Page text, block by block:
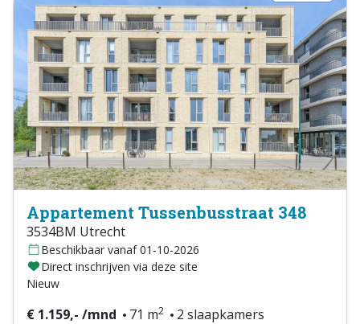
Appartement Tussenbusstraat 348
3534BM Utrecht
Beschikbaar vanaf 01-10-2026
Direct inschrijven via deze site
Nieuw
€ 1.159,- /mnd 71 m2 2 slaapkamers